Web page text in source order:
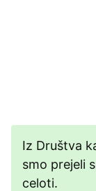
Iz Društva
smo prejeli
celoti.